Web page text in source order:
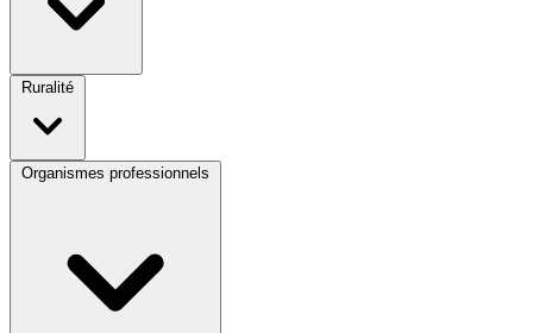
Ruralité
Organismes professionnels